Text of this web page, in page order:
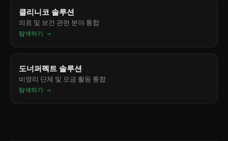
클리니코 솔루션
의료 및 보건 관련 분야 통합
탐색하기 →
도너퍼펙트 솔루션
비영리 단체 및 모금 활동 통합
탐색하기 →